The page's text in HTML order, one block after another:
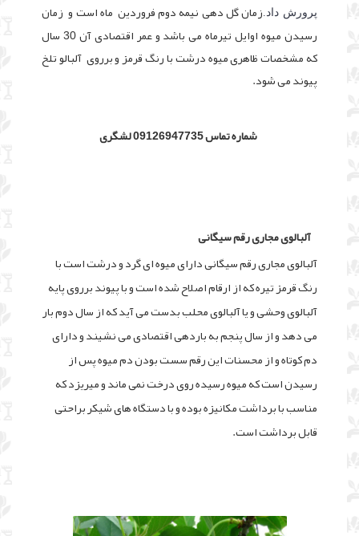
پرورش داد.زمان گل دهی نیمه دوم فروردین ماه است و زمان
رسیدن میوه اوایل تیرماه می باشد و
عمر اقتصادی آن 30 سال
کهمشخصات ظاهری میوه درشت با رنگ قرمز و برروی آلبالو تلخ
پیوند می شود.
شماره تماس 09126947735 لشگری
آلبالوی مجاری رقم سیگانی
آلبالوی مجاری رقم سیگانی دارای میوه ای گرد و درشت است با
رنگ قرمز تیره که از ارقام اصلاح شده است و با پیوند برروی پایه
آلبالوی وحشی و یا آلبالوی محلب بدست می آید که از سال دوم بار
می دهد و از سال پنجم به باردهی اقتصادی می نشیند و دارای
دم کوتاه و از محسنات این رقم سست بودن دم میوه پس از
رسیدن است که میوه رسیده روی درخت نمی ماند و میریزد که
مناسب با برداشت مکانیزه بوده و با دستگاه های شیکر براحتی
قابل برداشت است.